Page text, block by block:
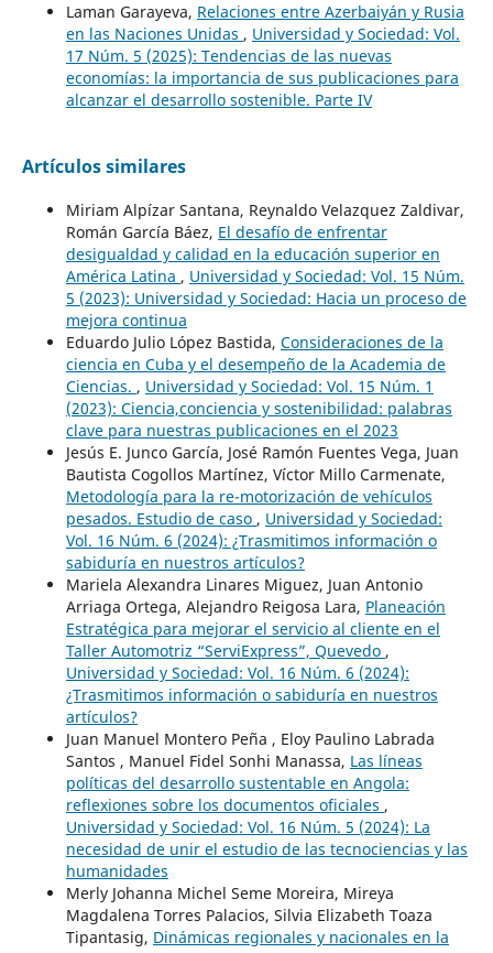
Laman Garayeva, Relaciones entre Azerbaiyán y Rusia
en las Naciones Unidas , Universidad y Sociedad: Vol.
17 Núm. 5 (2025): Tendencias de las nuevas
economías: la importancia de sus publicaciones para
alcanzar el desarrollo sostenible. Parte IV
Artículos similares
Miriam Alpízar Santana, Reynaldo Velazquez Zaldivar,
Román García Báez, El desafío de enfrentar
desigualdad y calidad en la educación superior en
América Latina , Universidad y Sociedad: Vol. 15 Núm.
5 (2023): Universidad y Sociedad: Hacia un proceso de
mejora continua
Eduardo Julio López Bastida, Consideraciones de la
ciencia en Cuba y el desempeño de la Academia de
Ciencias. , Universidad y Sociedad: Vol. 15 Núm. 1
(2023): Ciencia,conciencia y sostenibilidad: palabras
clave para nuestras publicaciones en el 2023
Jesús E. Junco García, José Ramón Fuentes Vega, Juan
Bautista Cogollos Martínez, Víctor Millo Carmenate,
Metodología para la re-motorización de vehículos
pesados. Estudio de caso , Universidad y Sociedad:
Vol. 16 Núm. 6 (2024): ¿Trasmitimos información o
sabiduría en nuestros artículos?
Mariela Alexandra Linares Miguez, Juan Antonio
Arriaga Ortega, Alejandro Reigosa Lara, Planeación
Estratégica para mejorar el servicio al cliente en el
Taller Automotriz “ServiExpress”, Quevedo ,
Universidad y Sociedad: Vol. 16 Núm. 6 (2024):
¿Trasmitimos información o sabiduría en nuestros
artículos?
Juan Manuel Montero Peña , Eloy Paulino Labrada
Santos , Manuel Fidel Sonhi Manassa, Las líneas
políticas del desarrollo sustentable en Angola:
reflexiones sobre los documentos oficiales ,
Universidad y Sociedad: Vol. 16 Núm. 5 (2024): La
necesidad de unir el estudio de las tecnociencias y las
humanidades
Merly Johanna Michel Seme Moreira, Mireya
Magdalena Torres Palacios, Silvia Elizabeth Toaza
Tipantasig, Dinámicas regionales y nacionales en la